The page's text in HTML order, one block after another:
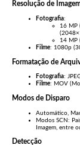
Resolução de
Fotografia:
16 MP
14 MP
Filme: 1080p
Formatação de
Fotografia:
Filme: MOV
Modos de Disparo
Automático,
Modos SCN:
Imagem, entre
Detecção